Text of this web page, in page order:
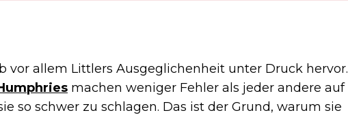
vor allem Littlers Ausgeglichenheit unter Druck hervor.
machen weniger Fehler als jeder andere auf
so schwer zu schlagen. Das ist der Grund, warum sie